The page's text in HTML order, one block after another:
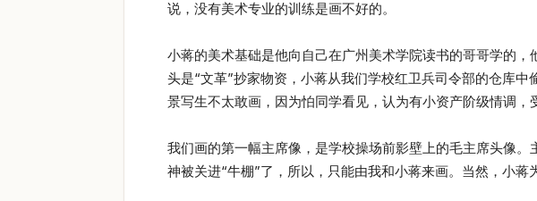
说，没有美术专业的训练是画不好的。
小蒋的美术基础是他向自己在广州美术学院读书的哥哥学的
头是“文革”抄家物资，小蒋从我们学校红卫兵司令部的仓库
景写生不太敢画，因为怕同学看见，认为有小资产阶级情调，
我们画的第一幅主席像，是学校操场前影壁上的毛主席头像
神被关进“牛棚”了，所以，只能由我和小蒋来画。当然，小蒋